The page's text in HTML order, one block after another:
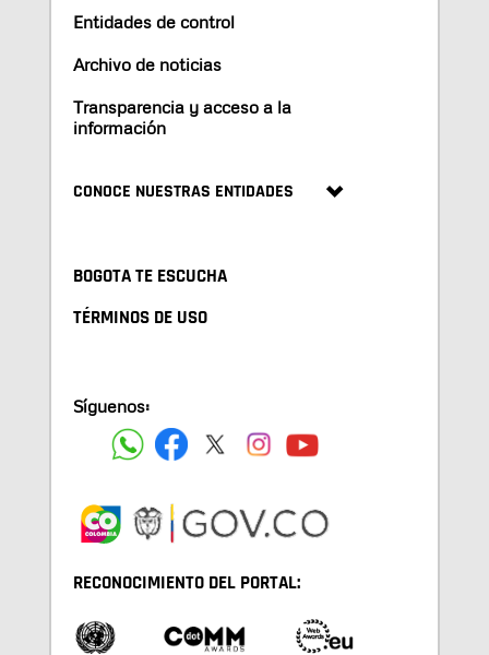
Entidades de control
Archivo de noticias
Transparencia y acceso a la
información
CONOCE NUESTRAS ENTIDADES
BOGOTA TE ESCUCHA
TÉRMINOS DE USO
Síguenos:
RECONOCIMIENTO DEL PORTAL: